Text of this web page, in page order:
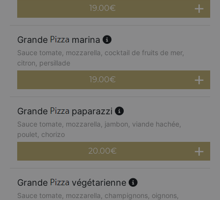
19.00€
Grande marina
Sauce tomate, mozzarella, cocktail de fruits de mer,
citron, persillade
19.00€
Grande paparazzi
Sauce tomate, mozzarella, jambon, viande hachée,
poulet, chorizo
20.00€
Grande végétarienne
Sauce tomate, mozzarella, champignons, oignons,